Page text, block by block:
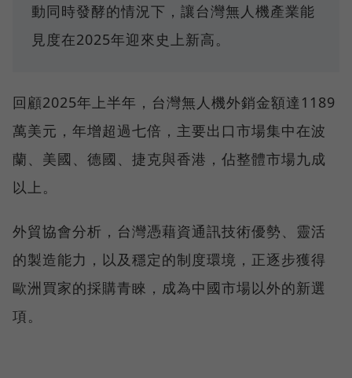
動同時發酵的情況下，讓台灣無人機產業能
見度在2025年迎來史上新高。
回顧2025年上半年，台灣無人機外銷金額達1189
萬美元，年增超過七倍，主要出口市場集中在波
蘭、美國、德國、捷克與香港，佔整體市場九成
以上。
外貿協會分析，台灣憑藉資通訊技術優勢、靈活
的製造能力，以及穩定的制度環境，正逐步獲得
歐洲買家的採購青睞，成為中國市場以外的新選
項。